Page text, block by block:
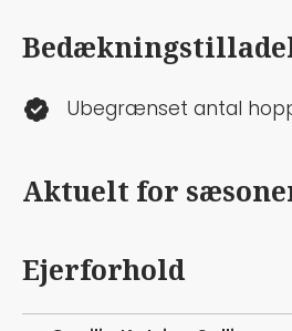
Ubegrænset antal
Aktuelt for
Ejerforhold